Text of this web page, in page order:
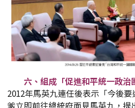
六、組成「促進和平統一政治
2012年馬英九連任後表示「今後
爹立即前往總統府面見馬英九，提